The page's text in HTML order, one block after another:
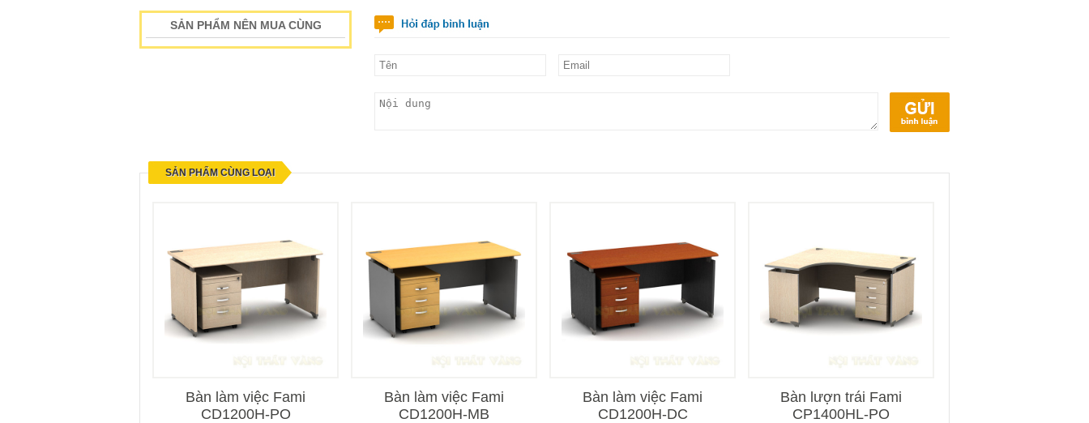
SẢN PHẨM NÊN MUA CÙNG
SẢN PHẨM CÙNG LOẠI
Bàn làm việc Fami
CD1200H-PO
Bàn làm việc Fami
CD1200H-MB
Bàn làm việc Fami
CD1200H-DC
Bàn lượn trái Fami
CP1400HL-PO